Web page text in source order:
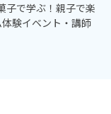
で学ぶ！親子で楽
験イベント・講師